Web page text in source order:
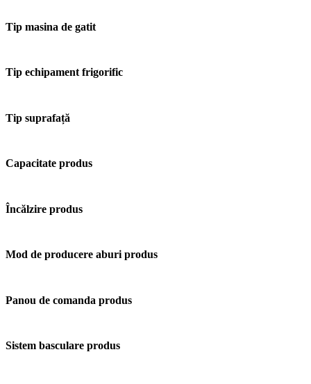
Tip masina de gatit
Tip echipament frigorific
Tip suprafață
Capacitate produs
Încălzire produs
Mod de producere aburi produs
Panou de comanda produs
Sistem basculare produs